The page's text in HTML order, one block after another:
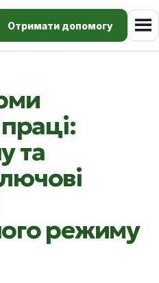
Отримати допомогу
праці:
та
режиму